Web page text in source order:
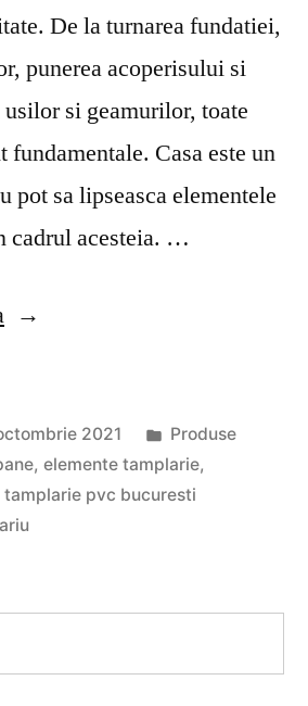
De la turnarea fundatiei,
punerea acoperisului si
usilor si geamurilor, toate
fundamentale. Casa este un
pot sa lipseasca elementele
cadrul acesteia. …
„Cat
este
tamplaria
PVC
2021
Publicat
în
Produse
, elemente tamplarie,
tamplarie pvc bucuresti
la
importanta
tamplaria